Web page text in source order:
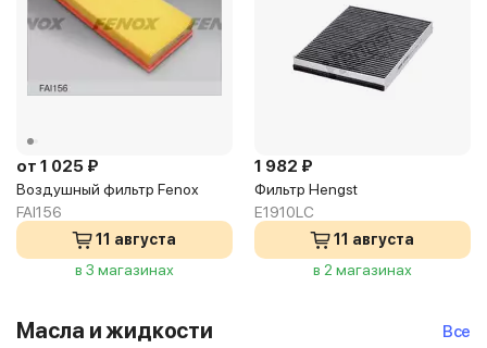
от 1 025 ₽
Воздушный фильтр Fenox
FAI156
11 августа
в 3 магазинах
1 982 ₽
Фильтр Hengst
E1910LC
11 августа
в 2 магазинах
Масла и жидкости Все